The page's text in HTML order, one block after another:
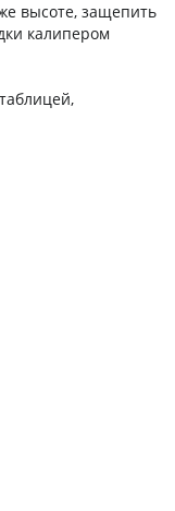
высоте, защепить
калипером